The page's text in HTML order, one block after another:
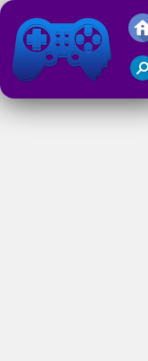
Friv
ROLLING